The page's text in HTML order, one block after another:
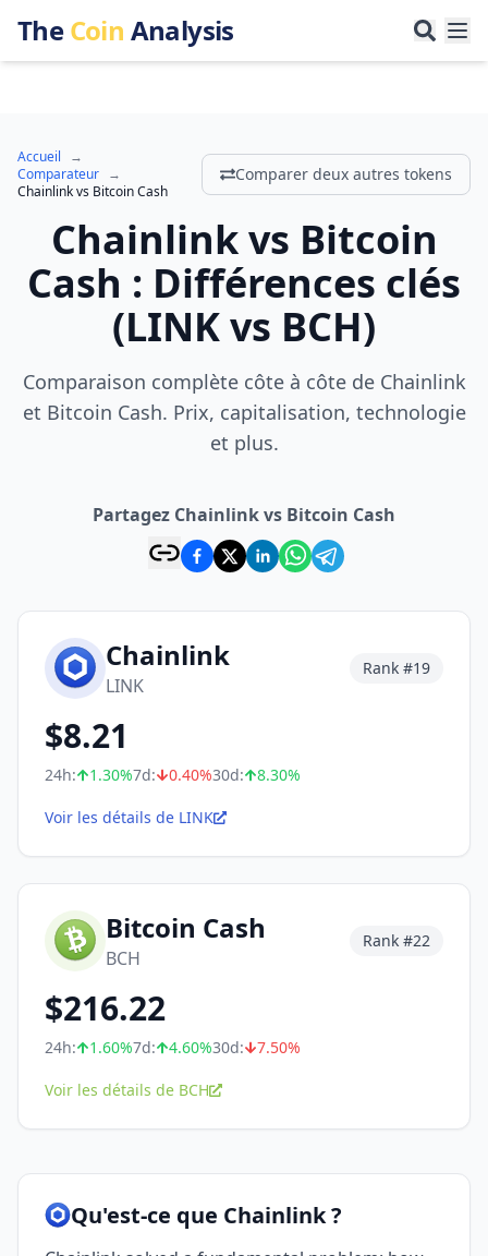
TheCoin Analysis
Accueil
→
Comparateur →
Chainlinkvs Bitcoin Cash
Comparer deux autres tokens
Chainlinkvs Bitcoin
Cash : Différences clés
(LINKvs BCH)
Comparaison complète côte à côte de Chainlink
et Bitcoin Cash. Prix, capitalisation, technologie
et plus.
Partagez Chainlink vs Bitcoin Cash
Chainlink
LINK
Rank #19
$8.21
24h: 1.30%7d: 0.40%30d: 8.30%
Voir les détails de LINK
Bitcoin Cash
BCH
Rank #22
$216.22
24h: 1.60%7d: 4.60%30d: 7.50%
Voir les détails de BCH
Qu'est-ce que Chainlink ?